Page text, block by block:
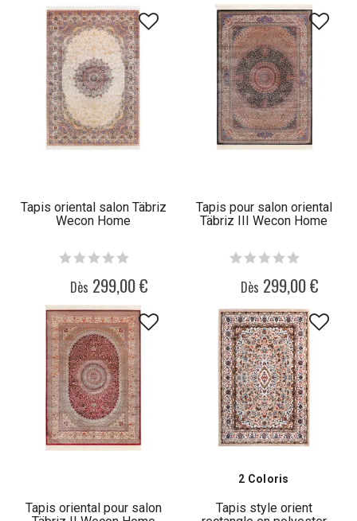
Tapis oriental salon Täbriz
Wecon Home
Dès 299,00 €
Tapis pour salon oriental
Täbriz III Wecon Home
Dès 299,00 €
Tapis oriental pour salon
2 Coloris
Tapis style orient